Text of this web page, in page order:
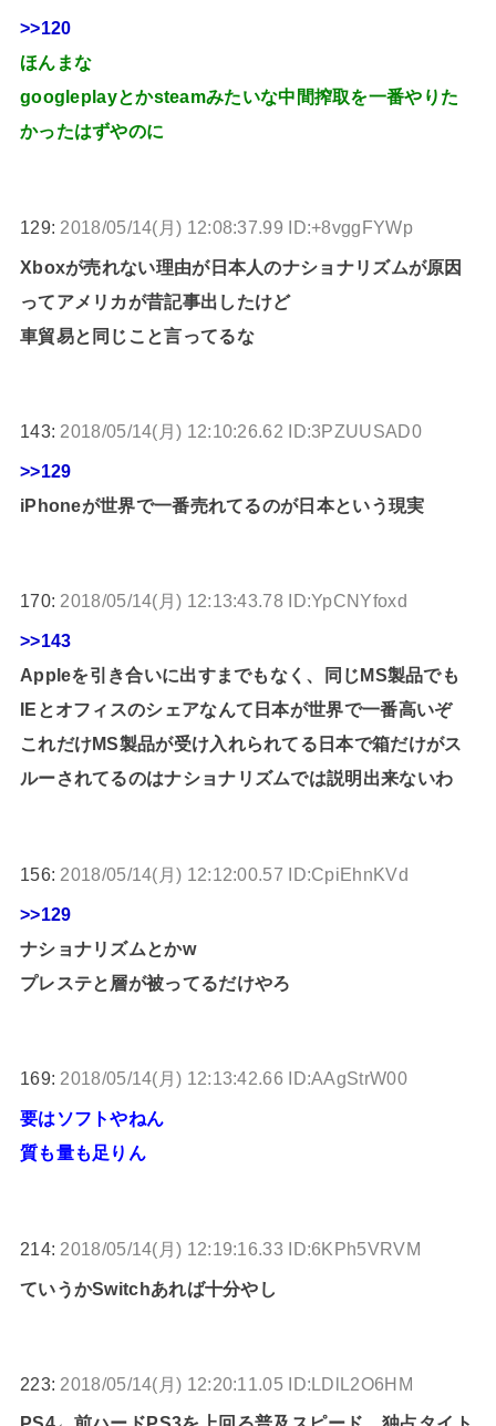
>>120
ほんまな
googleplayとかsteamみたいな中間搾取を一番やりた
かったはずやのに
129: 2018/05/14(月) 12:08:37.99 ID:+8vggFYWp
Xboxが売れない理由が日本人のナショナリズムが原因
ってアメリカが昔記事出したけど
車貿易と同じこと言ってるな
143: 2018/05/14(月) 12:10:26.62 ID:3PZUUSAD0
>>129
iPhoneが世界で一番売れてるのが日本という現実
170: 2018/05/14(月) 12:13:43.78 ID:YpCNYfoxd
>>143
Appleを引き合いに出すまでもなく、同じMS製品でも
IEとオフィスのシェアなんて日本が世界で一番高いぞ
これだけMS製品が受け入れられてる日本で箱だけがス
ルーされてるのはナショナリズムでは説明出来ないわ
156: 2018/05/14(月) 12:12:00.57 ID:CpiEhnKVd
>>129
ナショナリズムとかw
プレステと層が被ってるだけやろ
169: 2018/05/14(月) 12:13:42.66 ID:AAgStrW00
要はソフトやねん
質も量も足りん
214: 2018/05/14(月) 12:19:16.33 ID:6KPh5VRVM
ていうかSwitchあれば十分やし
223: 2018/05/14(月) 12:20:11.05 ID:LDlL2O6HM